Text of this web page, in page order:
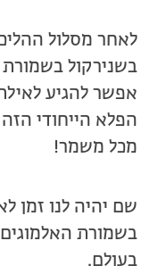
לאחר מסלול
בשנירקול בשמורת
אפשר להגיע
הפלא הייחודי
מכל משמר!
שם יהיה לנו זמן
בשמורת
בעולם.